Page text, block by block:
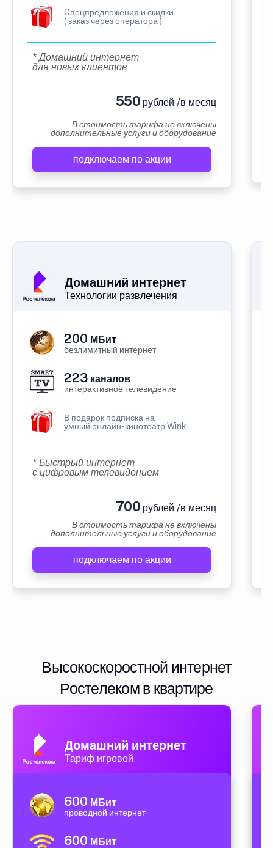
Cпецпредложения и скидки
( заказ через оператора )
* Домашний интернет
для новых клиентов
550 рублей /в месяц
В стоимость тарифа не включены
дополнительные услуги и оборудование
подключаем по акции
Домашний интернет
Технологии развлечения
200 МБит
безлимитный интернет
223 каналов
интерактивное телевидение
В подарок подписка на
умный онлайн-кинотеатр Wink
* Быстрый интернет
с цифровым телевидением
700 рублей /в месяц
В стоимость тарифа не включены
дополнительные услуги и оборудование
подключаем по акции
Высокоскоростной интернет
Ростелеком в квартире
Домашний интернет
Тариф игровой
600 МБит
проводной интернет
600 МБит